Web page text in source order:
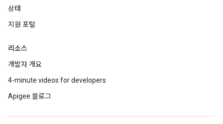
상태
지원 포털
리소스
개발자 개요
4-minute videos for developers
Apigee 블로그